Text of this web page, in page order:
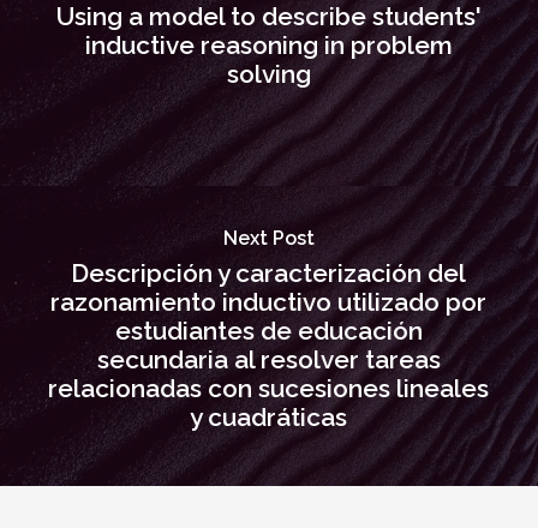
Using a model to describe students'
inductive reasoning in problem
solving
Next Post
Descripción y caracterización del
razonamiento inductivo utilizado por
estudiantes de educación
secundaria al resolver tareas
relacionadas con sucesiones lineales
y cuadráticas